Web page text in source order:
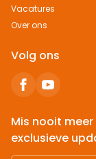
Vacatures
Over ons
Volg ons
Mis nooit
exclusieve